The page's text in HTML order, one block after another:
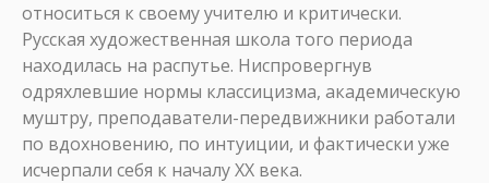
относиться к своему учителю и критически.
Русская художественная школа того периода
находилась на распутье. Ниспровергнув
одряхлевшие нормы классицизма, академическую
муштру, преподаватели-передвижники работали
по вдохновению, по интуиции, и фактически уже
исчерпали себя к началу XX века.